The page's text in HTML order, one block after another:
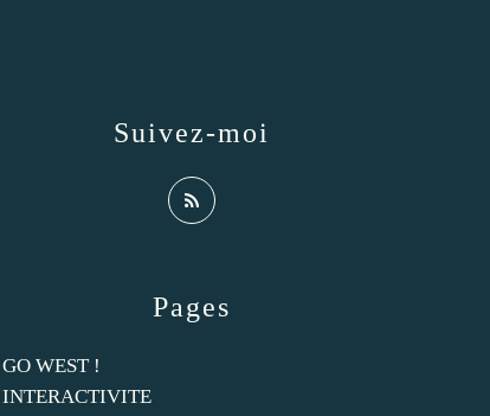
Pages
GO WEST !
INTERACTIVITE
Suivez-moi